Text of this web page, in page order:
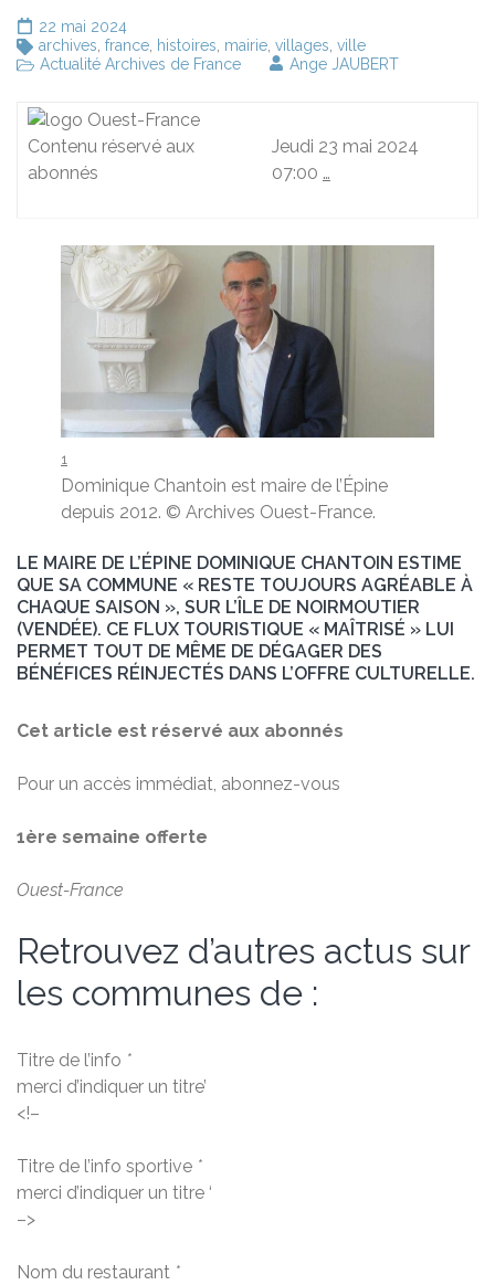
22 mai 2024
archives france histoires mairie villages ville
Actualité Archives de France
Ange JAUBERT
Contenu réservé aux
abonnés
Jeudi 23 mai 2024
07:00 …
1
Dominique Chantoin est maire de l’Épine
depuis 2012. © Archives Ouest-France.
LE MAIRE DE L’ÉPINE DOMINIQUE CHANTOIN ESTIME
QUE SA COMMUNE « RESTE TOUJOURS AGRÉABLE À
CHAQUE SAISON », SUR L’ÎLE DE NOIRMOUTIER
(VENDÉE). CE FLUX TOURISTIQUE « MAÎTRISÉ » LUI
PERMET TOUT DE MÊME DE DÉGAGER DES
BÉNÉFICES RÉINJECTÉS DANS L’OFFRE CULTURELLE.
Cet article est réservé aux abonnés
Pour un accès immédiat, abonnez-vous
1ère semaine offerte
Ouest-France
Retrouvez d’autres actus sur
les communes de :
Titre de l’info *
merci d’indiquer un titre’
<!–
Titre de l’info sportive *
merci d’indiquer un titre ‘
–>
Nom du restaurant *